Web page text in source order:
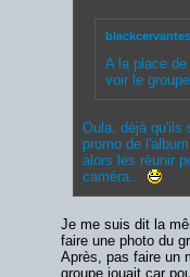
A la place
voir le
Oula, déjà qu'ils
promo de
alors les réunir
caméra...
Je me suis dit la
faire une photo du
Après, pas faire un
groupe jouait car